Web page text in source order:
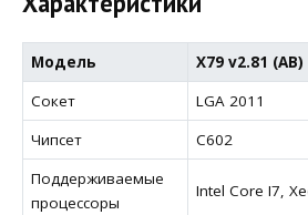
Модель
X79 v2.81 (AB)
Сокет
LGA 2011
Чипсет
C602
Поддерживаемые
процессоры
Intel Core I7,